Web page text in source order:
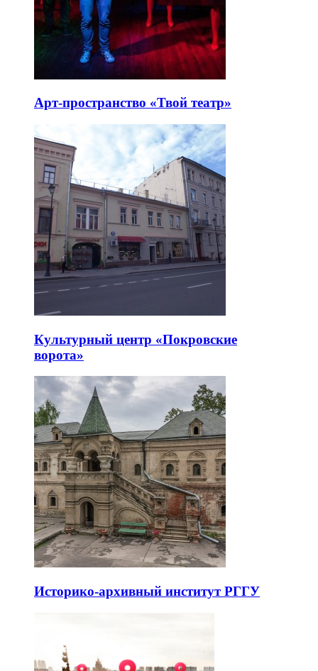
Арт-пространство «Твой театр»
Культурный центр «Покровские
ворота»
Историко-архивный институт РГГУ